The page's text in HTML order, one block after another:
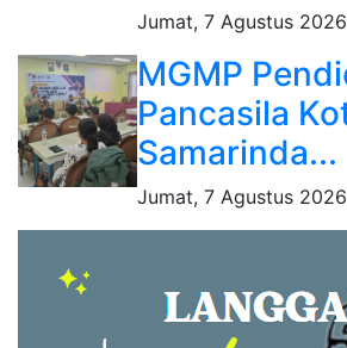
Jumat, 7 Agustus 2026
MGMP
Pancasila
Samarinda...
Jumat, 7 Agustus 2026